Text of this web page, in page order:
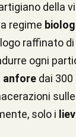
della
regime
raffinato di
ogni
anfore dai 300
solo i